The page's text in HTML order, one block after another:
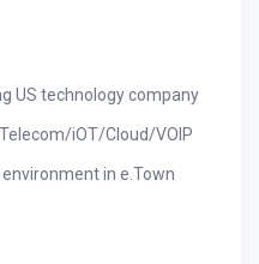
US technology company
iOT/Cloud/VOIP
in e.Town